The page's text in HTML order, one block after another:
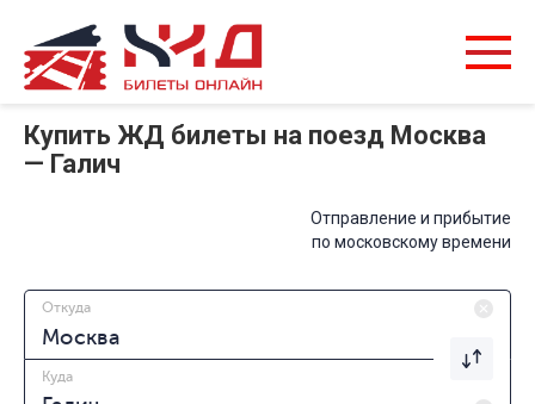
Купить ЖД билеты на поезд Москва
— Галич
Отправление и прибытие
по московскому времени
Откуда
Куда